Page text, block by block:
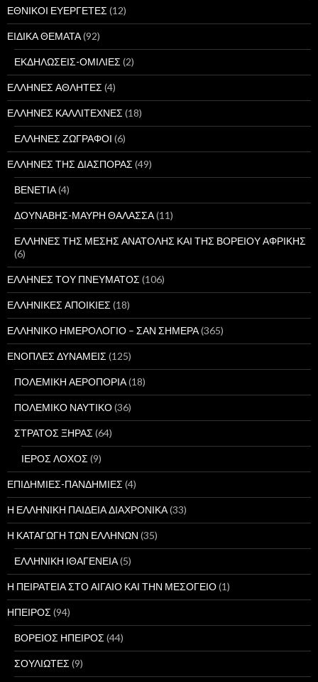
ΕΘΝΙΚΟΙ ΕΥΕΡΓΕΤΕΣ (12)
ΕΙΔΙΚΑ ΘΕΜΑΤΑ(92)
ΕΚΔΗΛΩΣΕΙΣ-ΟΜΙΛΙΕΣ (2)
ΕΛΛΗΝΕΣ ΑΘΛΗΤΕΣ (4)
ΕΛΛΗΝΕΣ ΚΑΛΛΙΤΕΧΝΕΣ (18)
ΕΛΛΗΝΕΣ ΖΩΓΡΑΦΟΙ (6)
ΕΛΛΗΝΕΣ ΤΗΣ ΔΙΑΣΠΟΡΑΣ (49)
ΒΕΝΕΤΙΑ(4)
ΔΟΥΝΑΒΗΣ-ΜΑΥΡΗ ΘΑΛΑΣΣΑ(11)
ΕΛΛΗΝΕΣ ΤΗΣ ΜΕΣΗΣ ΑΝΑΤΟΛΗΣ ΚΑΙ ΤΗΣ ΒΟΡΕΙΟΥ ΑΦΡΙΚΗΣ
(6)
ΕΛΛΗΝΕΣ ΤΟΥ ΠΝΕΥΜΑΤΟΣ (106)
ΕΛΛΗΝΙΚΕΣ ΑΠΟΙΚΙΕΣ (18)
ΕΛΛΗΝΙΚΟ ΗΜΕΡΟΛΟΓΙΟ – ΣΑΝ ΣΗΜΕΡΑ(365)
ΕΝΟΠΛΕΣ ΔΥΝΑΜΕΙΣ (125)
ΠΟΛΕΜΙΚΗ ΑΕΡΟΠΟΡΙΑ(18)
ΠΟΛΕΜΙΚΟ ΝΑΥΤΙΚΟ(36)
ΣΤΡΑΤΟΣ ΞΗΡΑΣ (64)
ΙΕΡΟΣ ΛΟΧΟΣ (9)
ΕΠΙΔΗΜΙΕΣ-ΠΑΝΔΗΜΙΕΣ (4)
Η ΕΛΛΗΝΙΚΗ ΠΑΙΔΕΙΑ ΔΙΑΧΡΟΝΙΚΑ(33)
Η ΚΑΤΑΓΩΓΗ ΤΩΝ ΕΛΛΗΝΩΝ (35)
ΕΛΛΗΝΙΚΗ ΙΘΑΓΕΝΕΙΑ(5)
Η ΠΕΙΡΑΤΕΙΑ ΣΤΟ ΑΙΓΑΙΟ ΚΑΙ ΤΗΝ ΜΕΣΟΓΕΙΟ(1)
ΗΠΕΙΡΟΣ (94)
ΒΟΡΕΙΟΣ ΗΠΕΙΡΟΣ (44)
ΣΟΥΛΙΩΤΕΣ (9)